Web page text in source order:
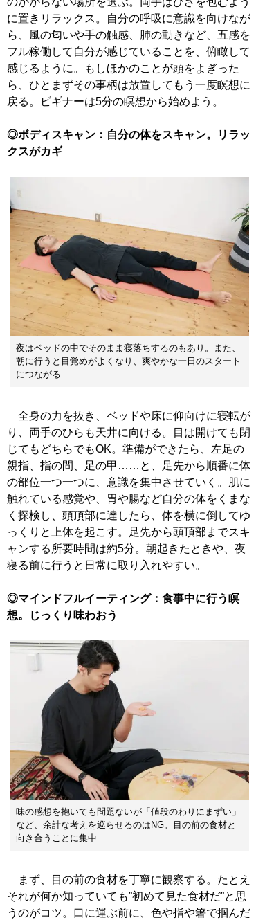
に置きリラックス。自分の呼吸に意識を向けなが
ら、風の匂いや手の触感、肺の動きなど、五感を
フル稼働して自分が感じていることを、俯瞰して
感じるように。もしほかのことが頭をよぎった
ら、ひとまずその事柄は放置してもう一度瞑想に
戻る。ビギナーは5分の瞑想から始めよう。
◎ボディスキャン：自分の体をスキャン。リラッ
クスがカギ
夜はベッドの中でそのまま寝落ちするのもあり。また、
朝に行うと目覚めがよくなり、爽やかな一日のスタート
につながる
全身の力を抜き、ベッドや床に仰向けに寝転が
り、両手のひらも天井に向ける。目は開けても閉
じてもどちらでもOK。準備ができたら、左足の
親指、指の間、足の甲……と、足先から順番に体
の部位一つ一つに、意識を集中させていく。肌に
触れている感覚や、胃や腸など自分の体をくまな
く探検し、頭頂部に達したら、体を横に倒してゆ
っくりと上体を起こす。足先から頭頂部までスキ
ャンする所要時間は約5分。朝起きたときや、夜
寝る前に行うと日常に取り入れやすい。
◎マインドフルイーティング：食事中に行う瞑
想。じっくり味わおう
味の感想を抱いても問題ないが「値段のわりにまずい」
など、余計な考えを巡らせるのはNG。目の前の食材と
向き合うことに集中
まず、目の前の食材を丁寧に観察する。たとえ
それが何か知っていても”初めて見た食材だ”と思
うのがコツ。口に運ぶ前に、色や指や箸で掴んだ